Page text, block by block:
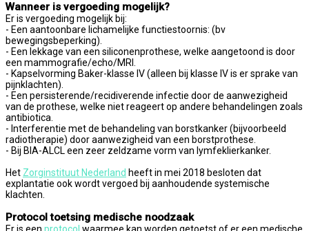
Wanneer is vergoeding mogelijk?
Er is vergoeding mogelijk bij:
- Een aantoonbare lichamelijke functiestoornis: (bv
bewegingsbeperking).
- Een lekkage van een siliconenprothese, welke aangetoond is door
een mammografie/echo/MRI.
- Kapselvorming Baker-klasse IV (alleen bij klasse IV is er sprake van
pijnklachten).
- Een persisterende/recidiverende infectie door de aanwezigheid
van de prothese, welke niet reageert op andere behandelingen zoals
antibiotica.
- Interferentie met de behandeling van borstkanker (bijvoorbeeld
radiotherapie) door aanwezigheid van een borstprothese.
- Bij BIA-ALCL een zeer zeldzame vorm van lymfeklierkanker.
Het Zorginstituut Nederland heeft in mei 2018 besloten dat
explantatie ook wordt vergoed bij aanhoudende systemische
klachten.
Protocol toetsing medische noodzaak